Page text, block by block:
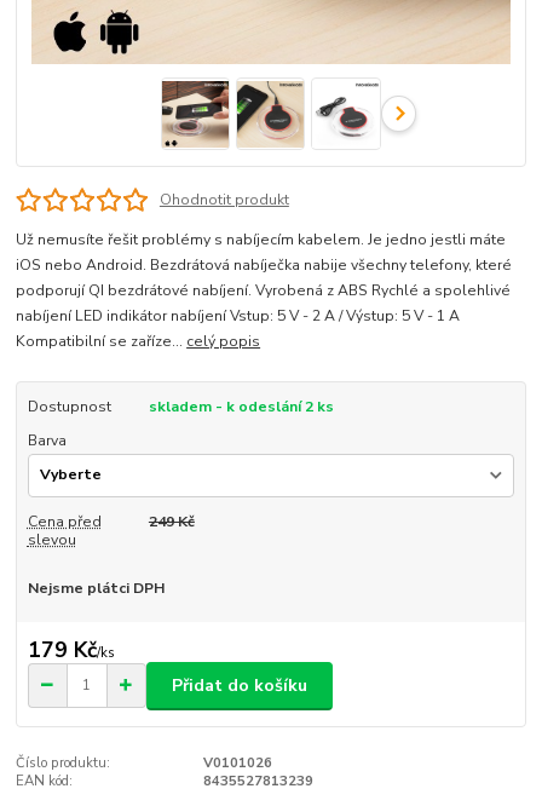
Ohodnotit produkt
Už nemusíte řešit problémy s nabíjecím kabelem. Je jedno jestli máte
iOS nebo Android. Bezdrátová nabíječka nabije všechny telefony, které
podporují QI bezdrátové nabíjení. Vyrobená z ABS Rychlé a spolehlivé
nabíjení LED indikátor nabíjení Vstup: 5 V - 2 A / Výstup: 5 V - 1 A
Kompatibilní se zaříze... celý popis
Dostupnost
skladem - k odeslání 2 ks
Barva
Cena před
slevou
249 Kč
Nejsme plátci DPH
179 Kč/ks
Přidat do košíku
Číslo produktu:
V0101026
EAN kód:
8435527813239